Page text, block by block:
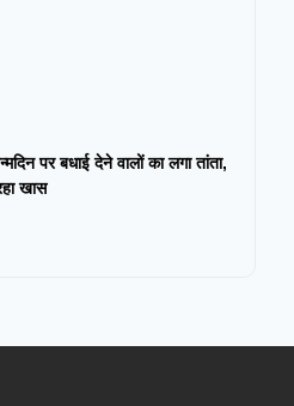
पर बधाई देने वालों का लगा तांता,
खास